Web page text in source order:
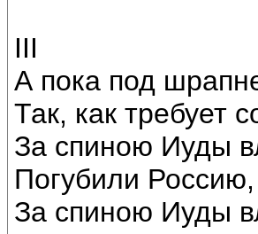
III
А пока под
Так, как требует
За спиною Иуды
Погубили
За спиною Иуды